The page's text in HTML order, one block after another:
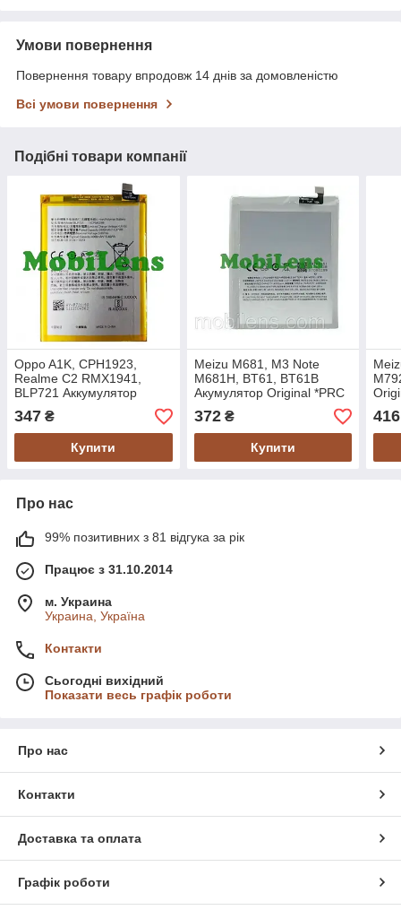
Умови повернення
Повернення товару впродовж 14 днів за домовленістю
Всі умови повернення
Подібні товари компанії
Oppo A1K, CPH1923,
Realme C2 RMX1941,
BLP721 Аккумулятор
347 ₴
Купити
Meizu M681, M3 Note
M681H, BT61, BT61B
Акумулятор Original *PRC
372₴
Купити
416
Про нас
99% позитивних з 81 відгука за рік
Працює з 31.10.2014
м. Украина
Украина, Україна
Контакти
Сьогодні вихідний
Показати весь графік роботи
Про нас
Контакти
Доставка та оплата
Графік роботи